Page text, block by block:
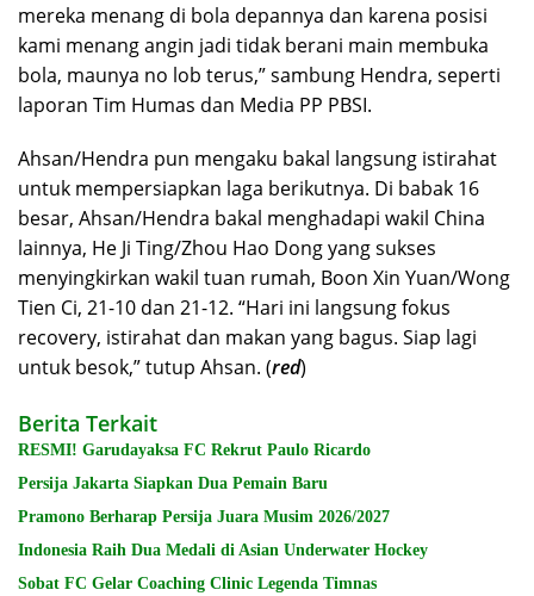
mereka menang di bola depannya dan karena posisi
kami menang angin jadi tidak berani main membuka
bola, maunya no lob terus,” sambung Hendra, seperti
laporan Tim Humas dan Media PP PBSI.
Ahsan/Hendra pun mengaku bakal langsung istirahat
untuk mempersiapkan laga berikutnya. Di babak 16
besar, Ahsan/Hendra bakal menghadapi wakil China
lainnya, He Ji Ting/Zhou Hao Dong yang sukses
menyingkirkan wakil tuan rumah, Boon Xin Yuan/Wong
Tien Ci, 21-10 dan 21-12. “Hari ini langsung fokus
recovery, istirahat dan makan yang bagus. Siap lagi
untuk besok,” tutup Ahsan. (red)
Berita Terkait
RESMI! Garudayaksa FC Rekrut Paulo Ricardo
Persija Jakarta Siapkan Dua Pemain Baru
Pramono Berharap Persija Juara Musim 2026/2027
Indonesia Raih Dua Medali di Asian Underwater Hockey
Sobat FC Gelar Coaching Clinic Legenda Timnas